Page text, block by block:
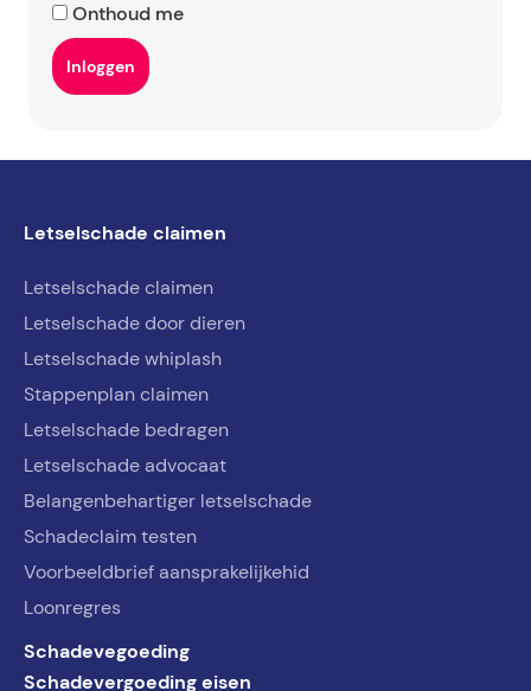
Onthoud me
Letselschade claimen
Letselschade claimen
Letselschade door dieren
Letselschade whiplash
Stappenplan claimen
Letselschade bedragen
Letselschade advocaat
Belangenbehartiger letselschade
Schadeclaim testen
Voorbeeldbrief aansprakelijkehid
Loonregres
Schadevegoeding
Schadevergoeding eisen